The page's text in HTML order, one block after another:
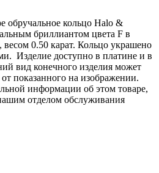
обручальное кольцо Halo &
бриллиантом цвета F в
0.50 карат. Кольцо украшено
Изделие доступно в платине и в
вид конечного изделия может
от показанного на изображении.
информации об этом товаре,
отделом обслуживания